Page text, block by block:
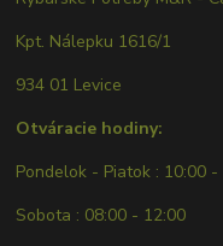
Kpt. Nálepku 1616/1
934 01 Levice
Otváracie hodiny:
Pondelok - Piatok : 10:00 -
Sobota : 08:00 - 12:00